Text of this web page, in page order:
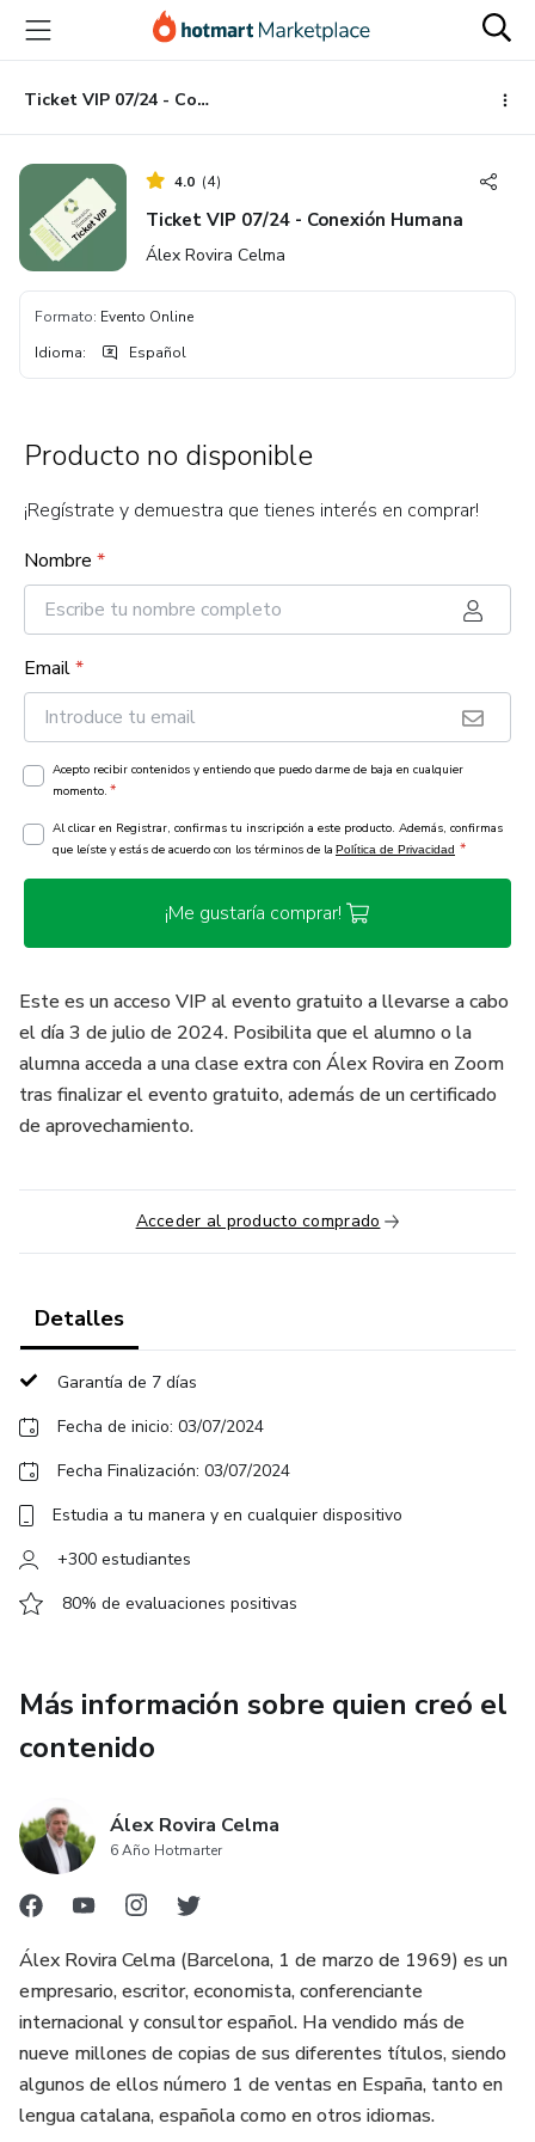
principal
página
de
página
Ticket VIP 07/24 - Conexión Humana
4.0 (4)
Ticket VIP 07/24 - Conexión Humana
Álex Rovira Celma
Formato: Evento Online
Idioma: Español
Producto no disponible
¡Regístrate y demuestra que tienes interés en comprar!
Nombre *
Email*
Acepto recibir contenidos y entiendo que puedo darme de baja en cualquier
momento. *
Al clicar en Registrar, confirmas tu inscripción a este producto. Además, confirmas
que leíste y estás de acuerdo con los términos de la Política de Privacidad *
¡Me gustaría comprar!
Este es un acceso VIP al evento gratuito a llevarse a cabo
el día 3 de julio de 2024. Posibilita que el alumno o la
alumna acceda a una clase extra con Álex Rovira en Zoom
tras finalizar el evento gratuito, además de un certificado
de aprovechamiento.
Acceder al producto comprado
Detalles
Garantía de 7 días
Fecha de inicio: 03/07/2024
Fecha Finalización: 03/07/2024
Estudia a tu manera y en cualquier dispositivo
+300 estudiantes
80% de evaluaciones positivas
Más información sobre quien creó el
contenido
Álex Rovira Celma
6 Año Hotmarter
Álex Rovira Celma (Barcelona, 1 de marzo de 1969) es un
empresario, escritor, economista, conferenciante
internacional y consultor español. Ha vendido más de
nueve millones de copias de sus diferentes títulos, siendo
algunos de ellos número 1 de ventas en España, tanto en
lengua catalana, española como en otros idiomas.